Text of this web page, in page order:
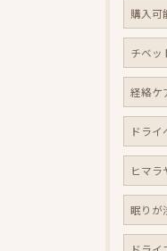
購入可
チベッ
経絡ケ
ドライ
ヒマラ
眠りが